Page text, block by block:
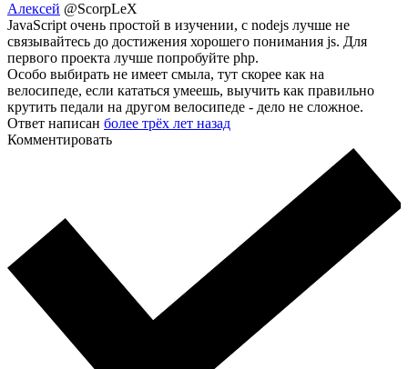
Алексей @ScorpLeX
JavaScript очень простой в изучении, с nodejs лучше не
связывайтесь до достижения хорошего понимания js. Для
первого проекта лучше попробуйте php.
Особо выбирать не имеет смыла, тут скорее как на
велосипеде, если кататься умеешь, выучить как правильно
крутить педали на другом велосипеде - дело не сложное.
Ответ написан более трёх лет назад
Комментировать